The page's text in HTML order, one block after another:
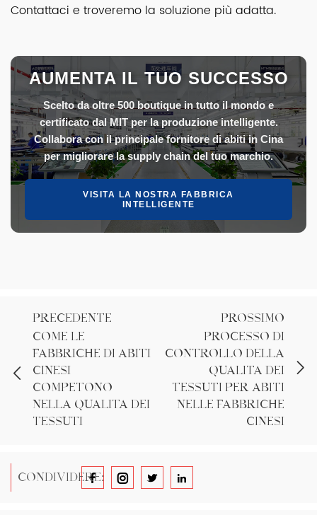
Contattaci e troveremo la soluzione più adatta.
AUMENTA IL TUO SUCCESSO
Scelto da oltre 500 boutique in tutto il mondo e
certificato dal MIT per la produzione intelligente.
Collabora con il principale fornitore di abiti in Cina
per migliorare la supply chain del tuo marchio.
VISITA LA NOSTRA FABBRICA
INTELLIGENTE
PRECEDENTE
Come le
fabbriche di abiti
cinesi
competono
nella qualità dei
tessuti
PROSSIMO
Processo di
controllo della
qualità dei
tessuti per abiti
nelle fabbriche
cinesi
CONDIVIDERE: